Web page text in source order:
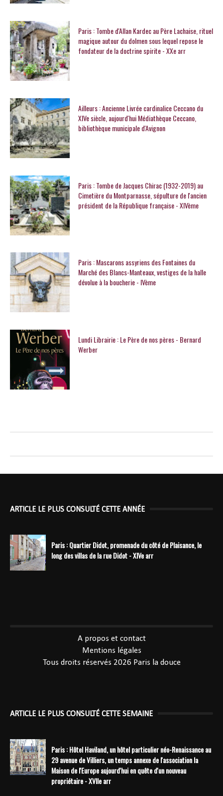
Paris : Tombe d'Allan Kardec au Père Lachaise, rituel
magique autour du dolmen sous lequel repose le
fondateur de la doctrine spirite - XXe arr
Ailleurs : Ancienne Livrée cardinalice Ceccano du
XIVe siècle, aujourd'hui Médiathèque Ceccano,
bibliothèque municipale d'Avignon
Paris : Tombe de Jacques Chirac (1932-2019) au
Cimetière du Montparnasse, sépulture de l'ancien
président de la République française - XIVème
Paris : Mascarons assyriens des Fontaines du
Marché des Blancs-Manteaux, vestiges de la halle
dévolue à la boucherie - IVème
Lundi Librairie : Le Père de nos pères - Bernard
Werber
ARTICLE LE PLUS CONSULTÉ CETTE ANNÉE
Paris : Quartier Didot, promenade du côté de Plaisance, le
long des villas de la rue Didot - XIVe arr
A propos et contact
Mentions légales
Tous droits réservés 2026 Paris la douce
ARTICLE LE PLUS CONSULTÉ CETTE SEMAINE
Paris : Hôtel Haviland, un hôtel particulier néo-Renaissance au
29 avenue de Villiers, un temps annexe de l'association la
Maison de l'Europe aujourd'hui en quête d'un nouveau
propriétaire - XVIIe arr